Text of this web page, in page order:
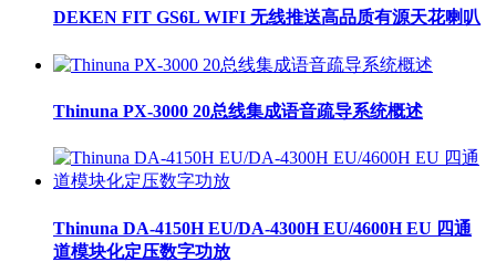
DEKEN FIT GS6L WIFI 无线推送高品质有源天花喇叭
Thinuna PX-3000 20总线集成语音疏导系统概述
Thinuna DA-4150H EU/DA-4300H EU/4600H EU 四通
道模块化定压数字功放